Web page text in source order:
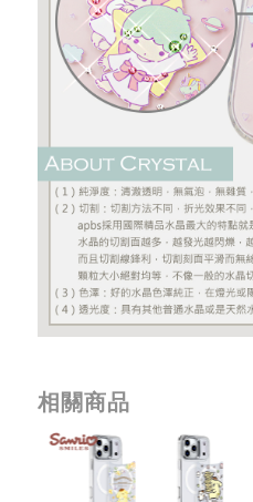
相關商品